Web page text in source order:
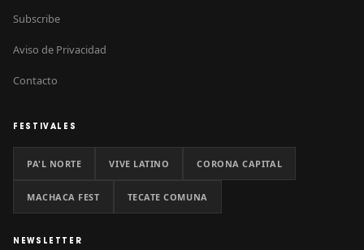
Subscribe
Aviso de Privacidad
Contacto
FESTIVALES
PA'L NORTE VIVE LATINO CORONA CAPITAL
MACHACA FEST TECATE COMUNA
NEWSLETTER